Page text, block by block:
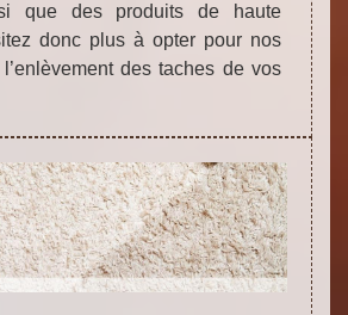
que des produits de haute
donc plus à opter pour nos
des taches de vos